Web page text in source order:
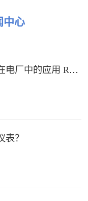
中心
雷达料位计在电厂中的应用 RBRDZB-71-6-C
表？